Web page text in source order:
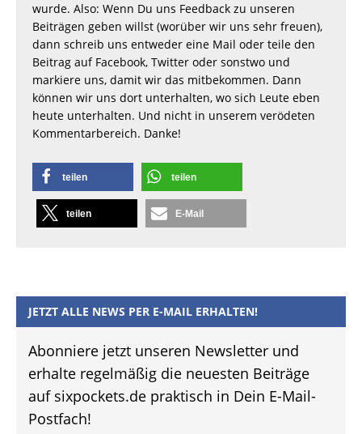
wurde. Also: Wenn Du uns Feedback zu unseren
Beiträgen geben willst (worüber wir uns sehr freuen),
dann schreib uns entweder eine Mail oder teile den
Beitrag auf Facebook, Twitter oder sonstwo und
markiere uns, damit wir das mitbekommen. Dann
können wir uns dort unterhalten, wo sich Leute eben
heute unterhalten. Und nicht in unserem verödeten
Kommentarbereich. Danke!
teilen teilen
teilen E-Mail
JETZT ALLE NEWS PER E-MAIL ERHALTEN!
Abonniere jetzt unseren Newsletter und
erhalte regelmäßig die neuesten Beiträge
auf sixpockets.de praktisch in Dein E-Mail-
Postfach!